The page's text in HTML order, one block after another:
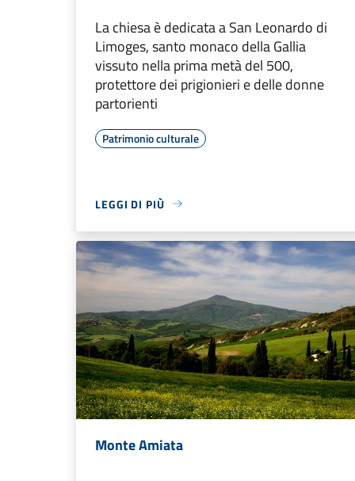
La chiesa è dedicata a San Leonardo di
Limoges, santo monaco della Gallia
vissuto nella prima metà del 500,
protettore dei prigionieri e delle donne
partorienti
Patrimonio culturale
LEGGI DI PIÙ
Monte Amiata